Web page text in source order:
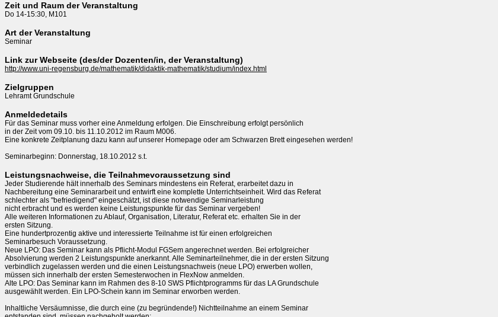
Zeit und Raum der Veranstaltung
Do 14-15:30, M101
Art der Veranstaltung
Seminar
Link zur Webseite (des/der Dozenten/in, der Veranstaltung)
http://www.uni-regensburg.de/mathematik/didaktik-mathematik/studium/index.html
Zielgruppen
Lehramt Grundschule
Anmeldedetails
Für das Seminar muss vorher eine Anmeldung erfolgen. Die Einschreibung erfolgt persönlich
in der Zeit vom 09.10. bis 11.10.2012 im Raum M006.
Eine konkrete Zeitplanung dazu kann auf unserer Homepage oder am Schwarzen Brett eingesehen werden!
Leistungsnachweise, die Teilnahmevoraussetzung sind
Jeder Studierende hält innerhalb des Seminars mindestens ein Referat, erarbeitet dazu in
Nachbereitung eine Seminararbeit und entwirft eine komplette Unterrichtseinheit. Wird das Referat
schlechter als "befriedigend" eingeschätzt, ist diese notwendige Seminarleistung
nicht erbracht und es werden keine Leistungspunkte für das Seminar vergeben!
Alle weiteren Informationen zu Ablauf, Organisation, Literatur, Referat etc. erhalten Sie in der
ersten Sitzung.
Eine hundertprozentig aktive und interessierte Teilnahme ist für einen erfolgreichen
Seminarbesuch Voraussetzung.
Neue LPO: Das Seminar kann als Pflicht-Modul FGSem angerechnet werden. Bei erfolgreicher
Absolvierung werden 2 Leistungspunkte anerkannt. Alle Seminarteilnehmer, die in der ersten Sitzung
verbindlich zugelassen werden und die einen Leistungsnachweis (neue LPO) erwerben wollen,
müssen sich innerhalb der ersten Semesterwochen in FlexNow anmelden.
Alte LPO: Das Seminar kann im Rahmen des 8-10 SWS Pflichtprogramms für das LA Grundschule
ausgewählt werden. Ein LPO-Schein kann im Seminar erworben werden.
Inhaltliche Versäumnisse, die durch eine (zu begründende!) Nichtteilnahme an einem Seminar